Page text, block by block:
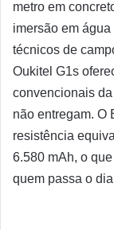
metro em
imersão em
técnicos de
Oukitel G1s
convencionais
não entregam. O
resistência
6.580 mAh, o
quem passa o